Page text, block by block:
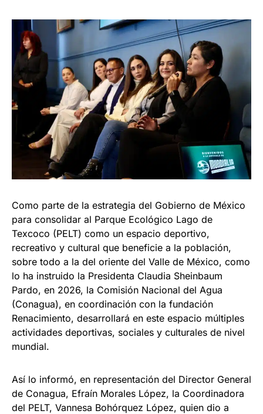
Como parte de la estrategia del Gobierno de México
para consolidar al Parque Ecológico Lago de
Texcoco (PELT) como un espacio deportivo,
recreativo y cultural que beneficie a la población,
sobre todo a la del oriente del Valle de México, como
lo ha instruido la Presidenta Claudia Sheinbaum
Pardo, en 2026, la Comisión Nacional del Agua
(Conagua), en coordinación con la fundación
Renacimiento, desarrollará en este espacio múltiples
actividades deportivas, sociales y culturales de nivel
mundial.
Así lo informó, en representación del Director General
de Conagua, Efraín Morales López, la Coordinadora
del PELT, Vannesa Bohórquez López, quien dio a